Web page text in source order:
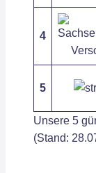
4
5
Unsere 5
(Stand: